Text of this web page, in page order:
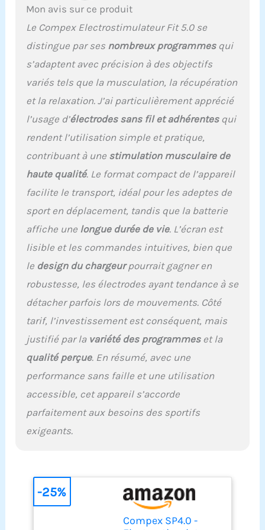
simultanément les 2
cuisses ou les 2 bras ou
abdominale
(abdominaux +
lombaire) par exemple.
TECHNOLOGIE UNIQUE
BREVETEE MI : avec son
câble MI, le Compex SP
4.0 permet d'adapter les
paramètes de
muscles, pour plus de
confort et d'efficacité. MI-
RANGE : avec le Mi-Scan,
les paramètres du
votre physiologie. Avec le
Mi-Tens, le stimulateur
niveaux de stimulation.
Enfin le Mi-range vous
stimulation optimal pour
vos programmes de
récupération. LIVRE AVEC
TOUS LES ACCESSOIRES
NECESSAIRES POUR UN
DEMARRAGE RAPIDE :
électrodes, 5 câbles dont
le câble Mi-Sensor et 1
pochette de rangement.
bénéficient du CE
médical. Toutes les
fonctions ont été
Mon avis sur ce produit
Le Compex Electrostimulateur Fit 5.0 se
distingue par ses nombreux programmesqui
s’adaptent avec précision à des objectifs
variés tels que la musculation, la récupération
et la relaxation. J’ai particulièrement apprécié
l’usage d’électrodes sans fil et adhérentesqui
rendent l’utilisation simple et pratique,
contribuant à une stimulation musculaire de
haute qualité. Le format compact de l’appareil
facilite le transport, idéal pour les adeptes de
sport en déplacement, tandis que la batterie
affiche une longue durée de vie. L’écran est
lisible et les commandes intuitives, bien que
le design du chargeurpourrait gagner en
robustesse, les électrodes ayant tendance à se
détacher parfois lors de mouvements. Côté
tarif, l’investissement est conséquent, mais
justifié par la variété des programmeset la
qualité perçue. En résumé, avec une
performance sans faille et une utilisation
accessible, cet appareil s’accorde
parfaitement aux besoins des sportifs
exigeants.
Compex SP4.0 -
-25%